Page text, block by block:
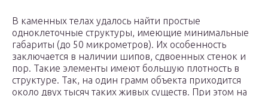
В каменных телах удалось найти простые
одноклеточные структуры, имеющие минимальные
габариты (до 50 микрометров). Их особенность
заключается в наличии шипов, сдвоенных стенок и
пор. Такие элементы имеют большую плотность в
структуре. Так, на один грамм объекта приходится
около двух тысяч таких живых существ. При этом на